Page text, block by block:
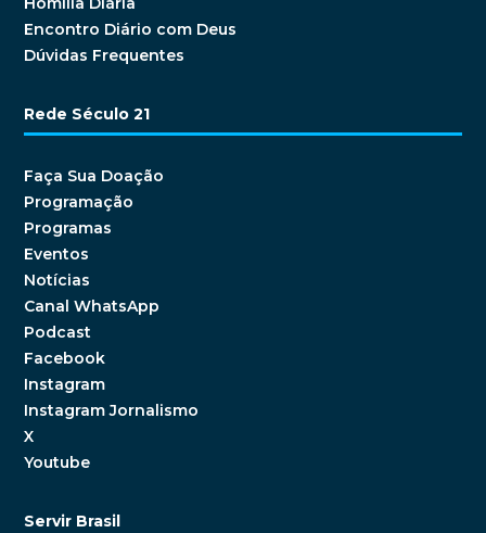
Encontro Diário com Deus
Dúvidas Frequentes
Rede Século 21
Faça Sua Doação
Programação
Programas
Eventos
Notícias
Canal WhatsApp
Podcast
Facebook
Instagram
Instagram Jornalismo
X
Youtube
Servir Brasil